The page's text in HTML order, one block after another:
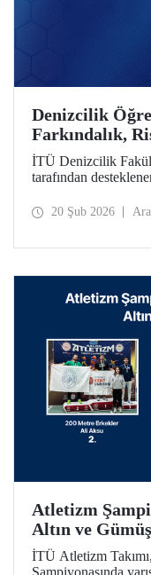
Denizcilik
Farkındalık,
Yetkinliklerini
Projeye Hibe
İTÜ Denizcilik
tarafından
Archives to Action:
20 Şub 2026
Atletizm
Altın ve
İTÜ Atletizm
Şampiyonasında